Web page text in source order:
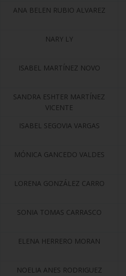
ANA BELEN RUBIO ALVAREZ
NARY LY
ISABEL MARTÍNEZ NOVO
SANDRA ESHTER MARTÍNEZ
VICENTE
ISABEL SEGOVIA VARGAS
MÓNICA GANCEDO VALDES
LORENA GONZÁLEZ CARRO
SONIA TOMAS CARRASCO
ELENA HERRERO MORAN
NOELIA ANES RODRIGUEZ